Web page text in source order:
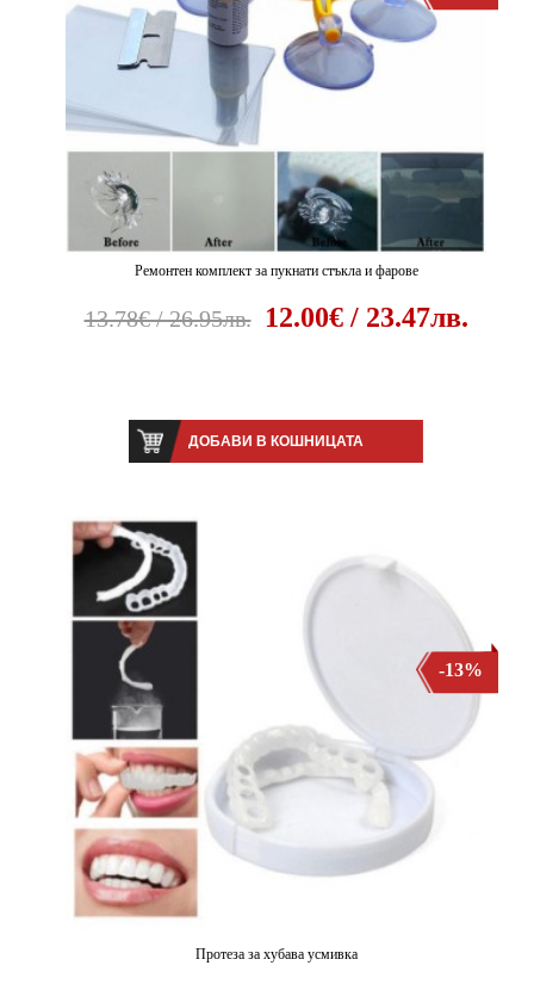
Ремонтен комплект за пукнати стъкла и фарове
13.78€ / 26.95лв. 12.00€ / 23.47лв.
ДОБАВИ В КОШНИЦАТА
Протеза за хубава усмивка
-13%